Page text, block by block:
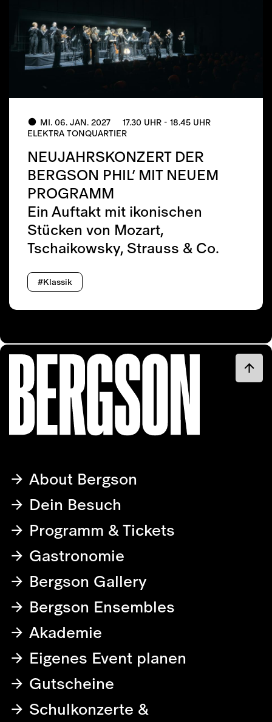
MI. 06. JAN. 2027
17.30 UHR - 18.45 UHR
ELEKTRA TONQUARTIER
NEUJAHRSKONZERT DER
BERGSON PHIL’ MIT NEUEM
PROGRAMM
Ein Auftakt mit ikonischen
Stücken von Mozart,
Tschaikowsky, Strauss & Co.
#Klassik
About Bergson
Dein Besuch
Programm & Tickets
Gastronomie
Bergson Gallery
Bergson Ensembles
Akademie
Eigenes Event planen
Gutscheine
Schulkonzerte &